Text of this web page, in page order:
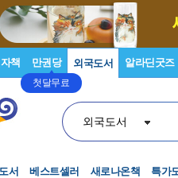
책 만권당
첫달무료
외국도서 알라딘굿즈
외국도서
서 베스트셀러 새로나온책 특가